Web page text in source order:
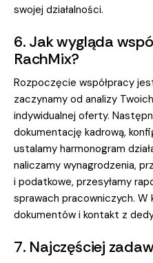
swojej działalności.
6. Jak wygląda
RachMix?
Rozpoczęcie współpracy
zaczynamy od analizy
indywidualnej oferty.
dokumentację kadrową,
ustalamy harmonogram
naliczamy wynagrodzenia,
i podatkowe, przesyłamy
sprawach pracowniczych.
dokumentów i kontakt z
7. Najczęściej